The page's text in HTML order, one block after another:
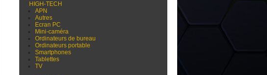
HIGH-TECH
APN
Autres
Ecran PC
Mini-caméra
Ordinateurs de bureau
Ordinateurs portable
Smartphones
Tablettes
TV